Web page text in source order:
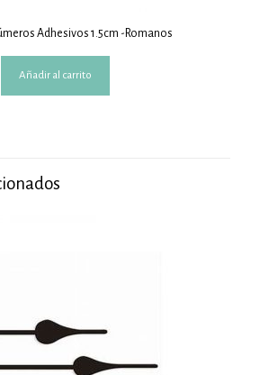
Adhesivos 1.5cm -Romanos
Añadir al carrito